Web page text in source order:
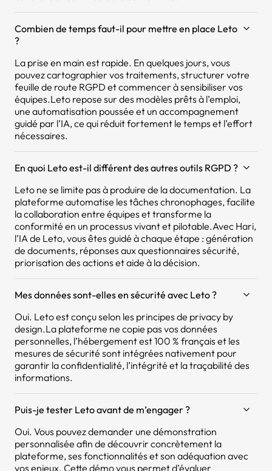
Combien de temps faut-il pour mettre en place Leto
?
La prise en main est rapide. En quelques jours, vous
pouvez cartographier vos traitements, structurer votre
feuille de route RGPD et commencer à sensibiliser vos
équipes.Leto repose sur des modèles prêts à l’emploi,
une automatisation poussée et un accompagnement
guidé par l’IA, ce qui réduit fortement le temps et l’effort
nécessaires.
En quoi Leto est-il différent des autres outils RGPD ?
Leto ne se limite pas à produire de la documentation. La
plateforme automatise les tâches chronophages, facilite
la collaboration entre équipes et transforme la
conformité en un processus vivant et pilotable.Avec Hari,
l’IA de Leto, vous êtes guidé à chaque étape : génération
de documents, réponses aux questionnaires sécurité,
priorisation des actions et aide à la décision.
Mes données sont-elles en sécurité avec Leto ?
Oui. Leto est conçu selon les principes de privacy by
design.La plateforme ne copie pas vos données
personnelles, l’hébergement est 100 % français et les
mesures de sécurité sont intégrées nativement pour
garantir la confidentialité, l’intégrité et la traçabilité des
informations.
Puis-je tester Leto avant de m’engager ?
Oui. Vous pouvez demander une démonstration
personnalisée afin de découvrir concrètement la
plateforme, ses fonctionnalités et son adéquation avec
vos enjeux. Cette démo vous permet d’évaluer